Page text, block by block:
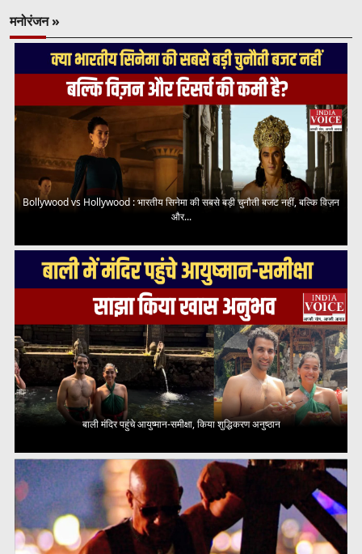
मनोरंजन »
Bollywood vs Hollywood : भारतीय सिनेमा की सबसे बड़ी चुनौती बजट नहीं, बल्कि विज़न
और...
बाली मंदिर पहुंचे आयुष्मान-समीक्षा, किया शुद्धिकरण अनुष्ठान